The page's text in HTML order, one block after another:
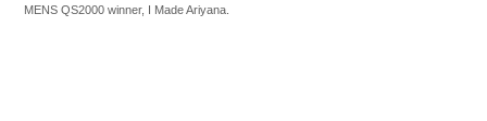
MENS QS2000 winner, I Made Ariyana.